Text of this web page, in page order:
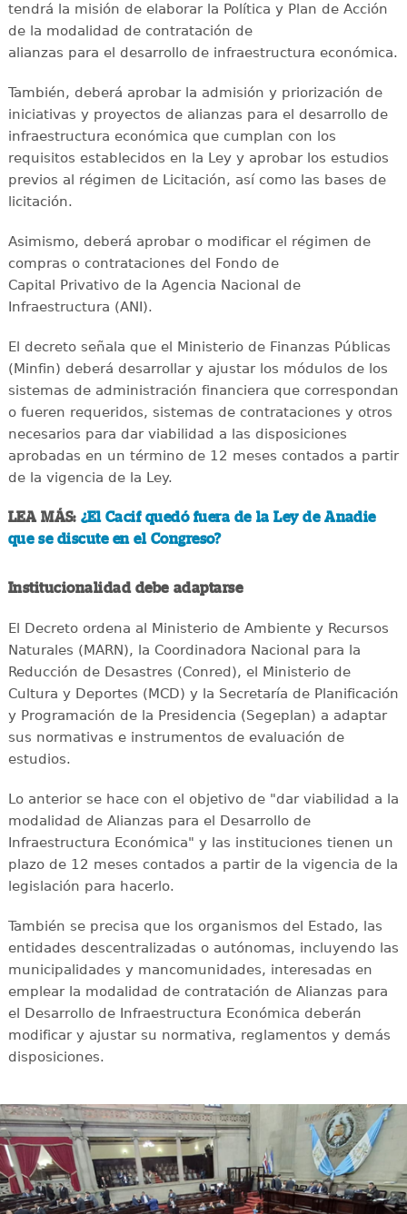
tendrá la misión de elaborar la Política y Plan de Acción
de la modalidad de contratación de
alianzas para el desarrollo de infraestructura económica.
También, deberá aprobar la admisión y priorización de
iniciativas y proyectos de alianzas para el desarrollo de
infraestructura económica que cumplan con los
requisitos establecidos en la Ley y aprobar los estudios
previos al régimen de Licitación, así como las bases de
licitación.
Asimismo, deberá aprobar o modificar el régimen de
compras o contrataciones del Fondo de
Capital Privativo de la Agencia Nacional de
Infraestructura (ANI).
El decreto señala que el Ministerio de Finanzas Públicas
(Minfin) deberá desarrollar y ajustar los módulos de los
sistemas de administración financiera que correspondan
o fueren requeridos, sistemas de contrataciones y otros
necesarios para dar viabilidad a las disposiciones
aprobadas en un término de 12 meses contados a partir
de la vigencia de la Ley.
LEA MÁS: ¿El Cacif quedó fuera de la Ley de Anadie
que se discute en el Congreso?
Institucionalidad debe adaptarse
El Decreto ordena al Ministerio de Ambiente y Recursos
Naturales (MARN), la Coordinadora Nacional para la
Reducción de Desastres (Conred), el Ministerio de
Cultura y Deportes (MCD) y la Secretaría de Planificación
y Programación de la Presidencia (Segeplan) a adaptar
sus normativas e instrumentos de evaluación de
estudios.
Lo anterior se hace con el objetivo de "dar viabilidad a la
modalidad de Alianzas para el Desarrollo de
Infraestructura Económica" y las instituciones tienen un
plazo de 12 meses contados a partir de la vigencia de la
legislación para hacerlo.
También se precisa que los organismos del Estado, las
entidades descentralizadas o autónomas, incluyendo las
municipalidades y mancomunidades, interesadas en
emplear la modalidad de contratación de Alianzas para
el Desarrollo de Infraestructura Económica deberán
modificar y ajustar su normativa, reglamentos y demás
disposiciones.